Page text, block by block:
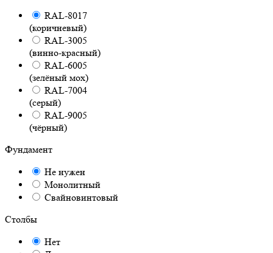
RAL-8017
(коричневый)
RAL-3005
(винно-красный)
RAL-6005
(зелёный мох)
RAL-7004
(серый)
RAL-9005
(чёрный)
Фундамент
Не нужен
Монолитный
Свайновинтовый
Столбы
Нет